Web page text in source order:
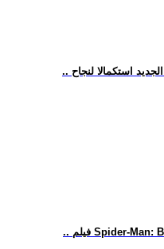
استكمالا لنجاح